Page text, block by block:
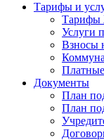
Тарифы и
Тарифы
Услуги
Взносы
Документы
План
План